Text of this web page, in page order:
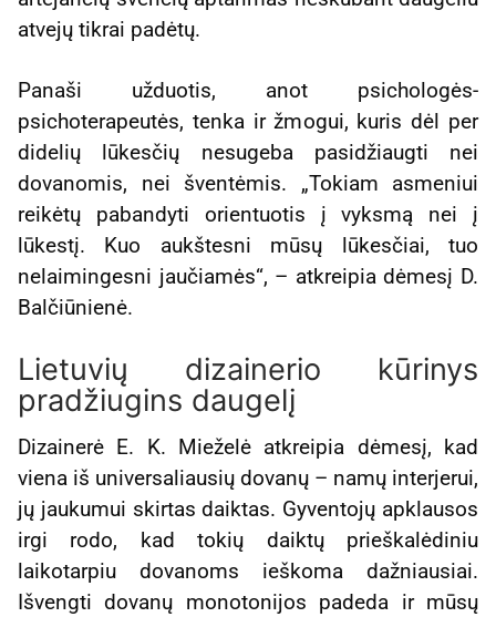
atvejų tikrai padėtų.
Panaši užduotis, anot psichologės-
psichoterapeutės, tenka ir žmogui, kuris dėl per
didelių lūkesčių nesugeba pasidžiaugti nei
dovanomis, nei šventėmis. „Tokiam asmeniui
reikėtų pabandyti orientuotis į vyksmą nei į
lūkestį. Kuo aukštesni mūsų lūkesčiai, tuo
nelaimingesni jaučiamės“, – atkreipia dėmesį D.
Balčiūnienė.
Lietuvių dizainerio kūrinys
pradžiugins daugelį
Dizainerė E. K. Mieželė atkreipia dėmesį, kad
viena iš universaliausių dovanų – namų interjerui,
jų jaukumui skirtas daiktas. Gyventojų apklausos
irgi rodo, kad tokių daiktų prieškalėdiniu
laikotarpiu dovanoms ieškoma dažniausiai.
Išvengti dovanų monotonijos padeda ir mūsų